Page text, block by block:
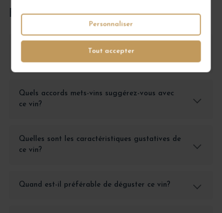
Tout accepter
Personnaliser
FOIRE AUX QUESTIONS
Comment conserver le Beaune 1er Cru Clos des
Fèves?
Quels accords mets-vins suggérez-vous avec
ce vin?
Quelles sont les caractéristiques gustatives de
ce vin?
Quand est-il préférable de déguster ce vin?